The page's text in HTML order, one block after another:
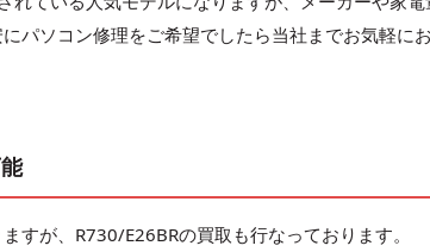
パソコン修理をご希望でしたら当社までお気軽に
すが、R730/E26BRの買取も行なっております。